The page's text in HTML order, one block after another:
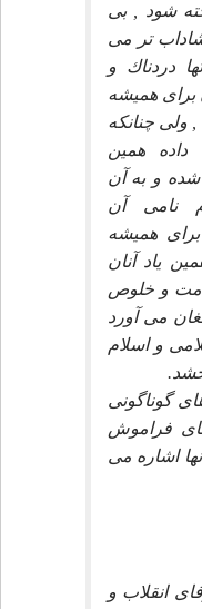
شود , بى
تر مى
دردناك و
براى هميشه
ولى چنانكه
داده همين
شده و به آن
نامى آن
براى هميشه
ياد آنان
و خلوص
مى آورد
و اسلام
گوناگونى
فراموش
اشاره مى
انقلاب و